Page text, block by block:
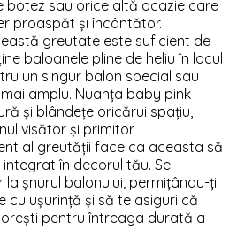
botez sau orice altă ocazie care
proaspăt și încântător.
greutate este suficient de
baloanele pline de heliu în locul
un singur balon special sau
amplu. Nuanța baby pink
și blândețe oricărui spațiu,
visător și primitor.
al greutății face ca aceasta să
în decorul tău. Se
șnurul balonului, permițându-ți
cu ușurință și să te asiguri că
pentru întreaga durată a